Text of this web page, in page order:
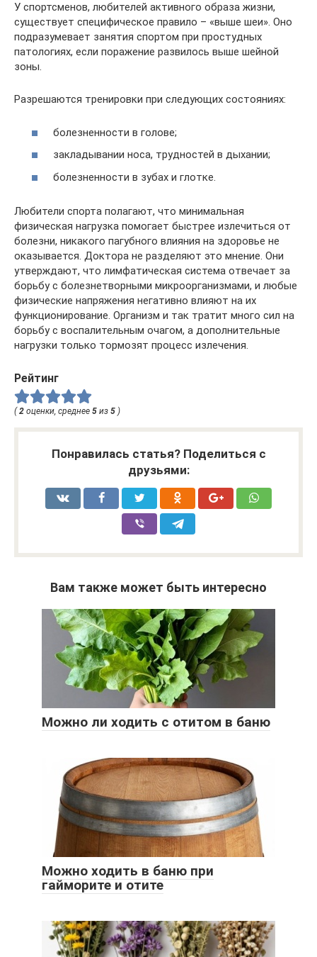
У спортсменов, любителей активного образа жизни,
существует специфическое правило – «выше шеи». Оно
подразумевает занятия спортом при простудных
патологиях, если поражение развилось выше шейной
зоны.
Разрешаются тренировки при следующих состояниях:
болезненности в голове;
закладывании носа, трудностей в дыхании;
болезненности в зубах и глотке.
Любители спорта полагают, что минимальная
физическая нагрузка помогает быстрее излечиться от
болезни, никакого пагубного влияния на здоровье не
оказывается. Доктора не разделяют это мнение. Они
утверждают, что лимфатическая система отвечает за
борьбу с болезнетворными микроорганизмами, и любые
физические напряжения негативно влияют на их
функционирование. Организм и так тратит много сил на
борьбу с воспалительным очагом, а дополнительные
нагрузки только тормозят процесс излечения.
Рейтинг
( 2 оценки, среднее 5 из 5 )
Понравилась статья? Поделиться с
друзьями:
Вам также может быть интересно
Можно ли ходить с отитом в баню
Можно ходить в баню при
гайморите и отите